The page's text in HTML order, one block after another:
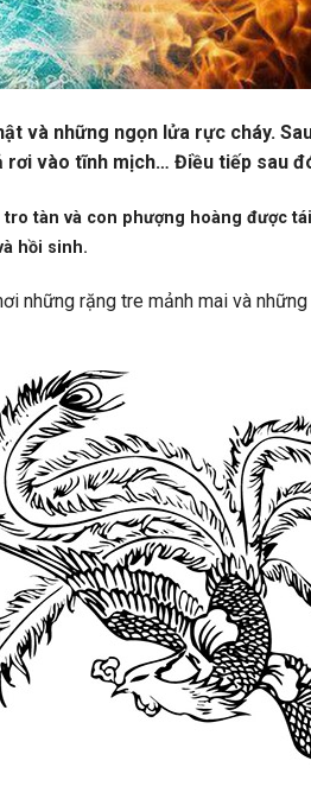
và những ngọn lửa rực cháy.
rơi vào tĩnh mịch… Điều tiếp sau
tàn và con phượng hoàng được
hồi sinh.
những rặng tre mảnh mai và